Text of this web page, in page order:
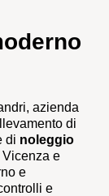
azienda
di
di noleggio
Vicenza e
e
e